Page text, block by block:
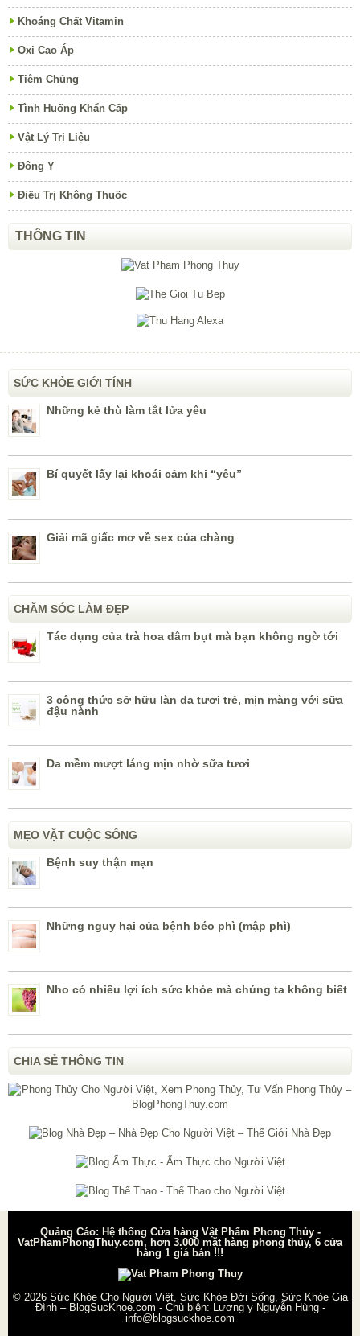
Khoáng Chất Vitamin
Oxi Cao Áp
Tiêm Chủng
Tình Huống Khẩn Cấp
Vật Lý Trị Liệu
Đông Y
Điều Trị Không Thuốc
THÔNG TIN
SỨC KHỎE GIỚI TÍNH
Những kẻ thù làm tắt lửa yêu
Bí quyết lấy lại khoái cảm khi “yêu”
Giải mã giấc mơ về sex của chàng
CHĂM SÓC LÀM ĐẸP
Tác dụng của trà hoa dâm bụt mà bạn không ngờ tới
3 công thức sở hữu làn da tươi trẻ, mịn màng với sữa
đậu nành
Da mềm mượt láng mịn nhờ sữa tươi
MẸO VẶT CUỘC SỐNG
Bệnh suy thận mạn
Những nguy hại của bệnh béo phì (mập phì)
Nho có nhiều lợi ích sức khỏe mà chúng ta không biết
CHIA SẺ THÔNG TIN
Quảng Cáo: Hệ thống Cửa hàng Vật Phẩm Phong Thủy -
VatPhamPhongThuy.com, hơn 3.000 mặt hàng phong thủy, 6 cửa
hàng 1 giá bán !!!
© 2026 Sức Khỏe Cho Người Việt, Sức Khỏe Đời Sống, Sức Khỏe Gia
Đình – BlogSucKhoe.com - Chủ biên: Lương y Nguyễn Hùng-
info@blogsuckhoe.com